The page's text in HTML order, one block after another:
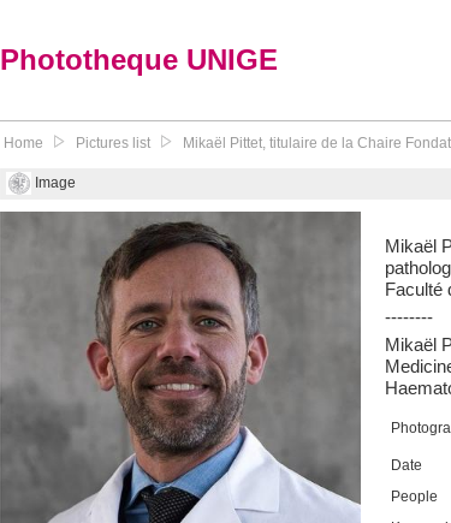
Phototheque UNIGE
Home Pictures list Mikaël Pittet, titulaire de la Chaire
Image
Mikaël
Faculté
--------
Mikaël
Date
People